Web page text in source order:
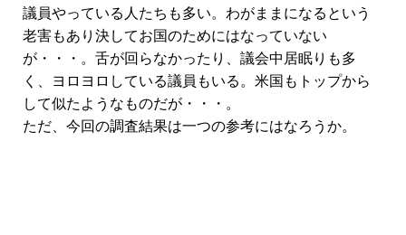
議員やっている人たちも多い。わがままになるという
老害もあり決してお国のためにはなっていない
が・・・。舌が回らなかったり、議会中居眠りも多
く、ヨロヨロしている議員もいる。米国もトップから
して似たようなものだが・・・。
ただ、今回の調査結果は一つの参考にはなろうか。